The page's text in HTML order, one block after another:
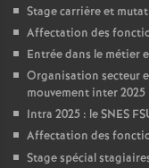
Stage carrière et
Affectation des
Entrée dans le métier
Organisation secteur
mouvement inter 2025
Intra 2025 : le SNES
Affectation des
Stage spécial